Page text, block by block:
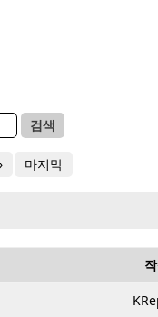
검색
마지막